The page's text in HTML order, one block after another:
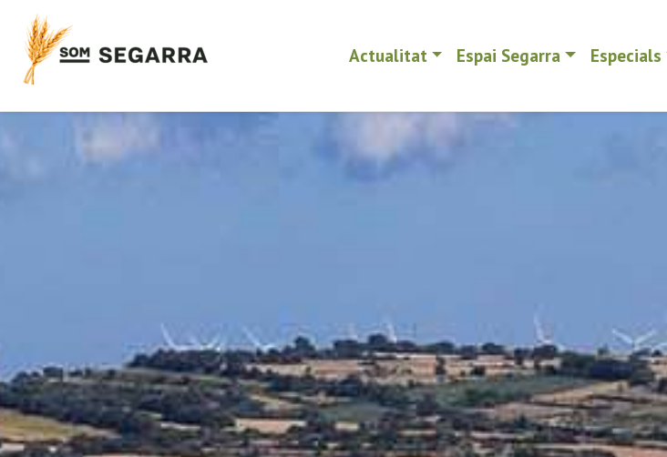
Actualitat Espai Segarra Especials